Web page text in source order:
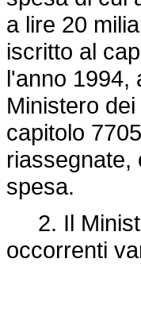
a lire 20
iscritto al
l'anno 1994,
Ministero
capitolo
riassegnate,
spesa.
2. Il
occorrenti